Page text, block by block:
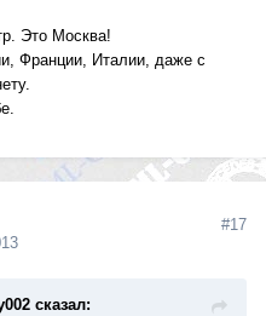
Это Москва!
Франции, Италии, даже с
#17
сказал: